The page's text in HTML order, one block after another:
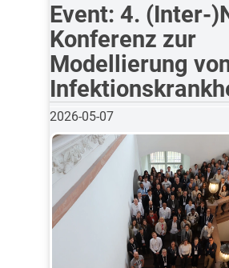
Event: 4. (Inter-
Konferenz zur
Modellierung
2026-05-07